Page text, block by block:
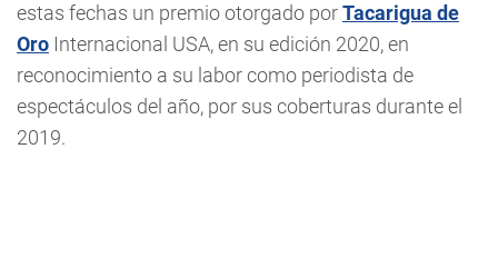
estas fechas un premio otorgado porTacarigua de
Oro Internacional USA, en su edición 2020, en
reconocimiento a su labor como periodista de
espectáculos del año, por sus coberturas durante el
2019.